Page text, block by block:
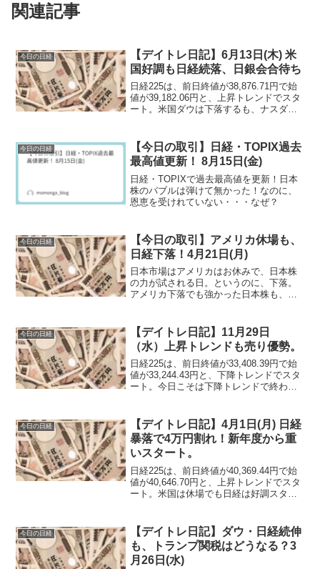
関連記事
今日の日経
【デイトレ日記】6月13日(木) 米
国好調も日経続落、日銀会合待ち
日経225は、前日終値が38,876.71円で始
値が39,182.06円と、上昇トレンドでスタ
ート。米国ダウは下落するも、ナスダッ
今日の日経
【今日の取引】日経・TOPIX過去
最高値更新！ 8月15日(金)
日経・TOPIXで過去最高値を更新！日本
株のバブルは弾けて無かった！なのに、
恩恵を受けれていない・・・なぜ？
今日の日経
【今日の取引】アメリカ休場も、
日経下落！4月21日(月)
日本市場はアメリカはお休みで、日本株
の力が試される日。というのに、下落。
アメリカ下落でも強かった日本株も、ト
今日の日経
【デイトレ日記】11月29日
（水）上昇トレンドも売り優勢。
日経225は、前日終値が33,408.39円で始
値が33,244.43円と、下降トレンドでスタ
ート。今日こそは下降トレンドで終わる
今日の日経
【デイトレ日記】4月1日(月) 日経
暴落で4万円割れ！新年度から重
いスタート。
日経225は、前日終値が40,369.44円で始
値が40,646.70円と、上昇トレンドでスタ
ート。米国は休場でも日経は好調スター
今日の日経
【デイトレ日記】ダウ・日経続伸
も、トランプ関税はどうなる？3
月26日(水)